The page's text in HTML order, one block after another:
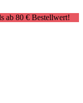
ab 80 € Bestellwert!